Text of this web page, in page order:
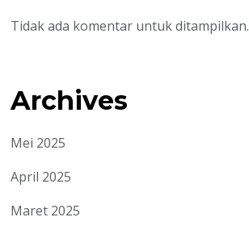
Tidak ada komentar untuk ditampilkan.
Archives
Mei 2025
April 2025
Maret 2025